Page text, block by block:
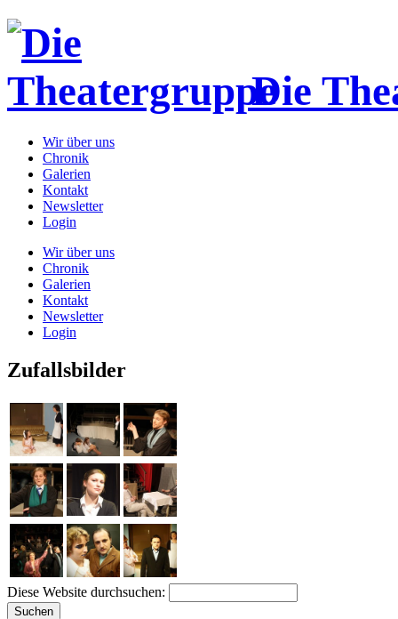
Die
Wir über uns
Chronik
Galerien
Kontakt
Newsletter
Login
Wir über uns
Chronik
Galerien
Kontakt
Newsletter
Login
Zufallsbilder
Diese Website durchsuchen: